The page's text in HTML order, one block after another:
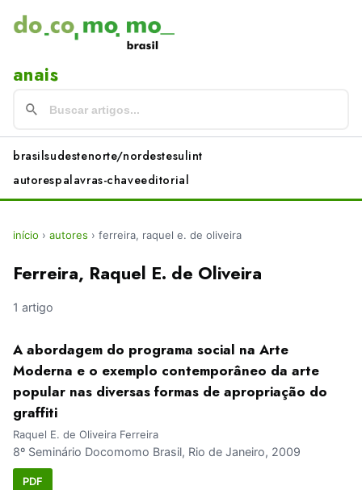
anais
brasilsudestenorte/nordestesulint
autorespalavras-chaveeditorial
início › autores › ferreira, raquel e. de oliveira
Ferreira, Raquel E. de Oliveira
1 artigo
A abordagem do programa social na Arte
Moderna e o exemplo contemporâneo da arte
popular nas diversas formas de apropriação do
graffiti
Raquel E. de Oliveira Ferreira
8º Seminário Docomomo Brasil, Rio de Janeiro, 2009
PDF